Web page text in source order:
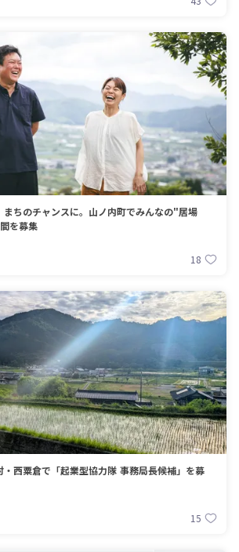
まちのチャンスに。山ノ内町でみんなの"居場
を募集
18
西粟倉で「起業型協力隊 事務局長候補」を募
15